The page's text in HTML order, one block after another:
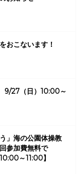
おこないます！
9/27（日）10:00～
」海の公園体操教
加費無料で
～11:00】